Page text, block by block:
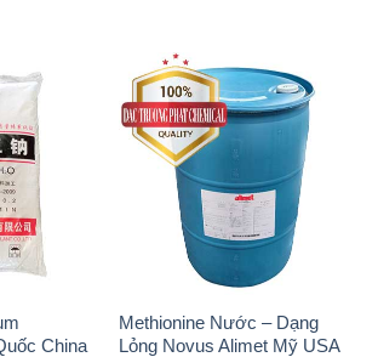
China
Methionine Nước – Dạng
Lỏng Novus Alimet Mỹ USA